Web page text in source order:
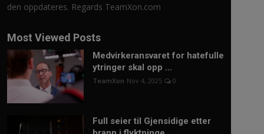
den oppdateres. Regards TeamXon.com
Most Viewed Posts
Medvirkeransvaret for hatefulle
ytringer skal opp ...
TeamXon Nov 4, 2025 0
Full seier til Gjensidige etter